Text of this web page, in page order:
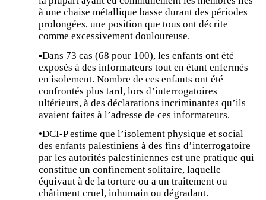
à une chaise métallique basse durant des périodes
prolongées, une position que tous ont décrite
comme excessivement douloureuse.
▪Dans 73 cas (68 pour 100), les enfants ont été
exposés à des informateurs tout en étant enfermés
en isolement. Nombre de ces enfants ont été
confrontés plus tard, lors d’interrogatoires
ultérieurs, à des déclarations incriminantes qu’ils
avaient faites à l’adresse de ces informateurs.
•DCI-P estime que l’isolement physique et social
des enfants palestiniens à des fins d’interrogatoire
par les autorités palestiniennes est une pratique qui
constitue un confinement solitaire, laquelle
équivaut à de la torture ou a un traitement ou
châtiment cruel, inhumain ou dégradant.